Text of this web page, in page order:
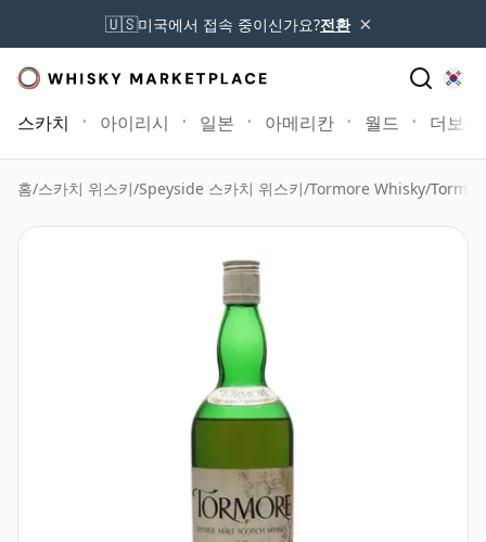
🇺🇸미국에서 접속 중이신가요?전환 ×
스카치 아이리시 일본 아메리칸 월드 더보기
홈/스카치 위스키/Speyside 스카치 위스키/Tormore Whisky/